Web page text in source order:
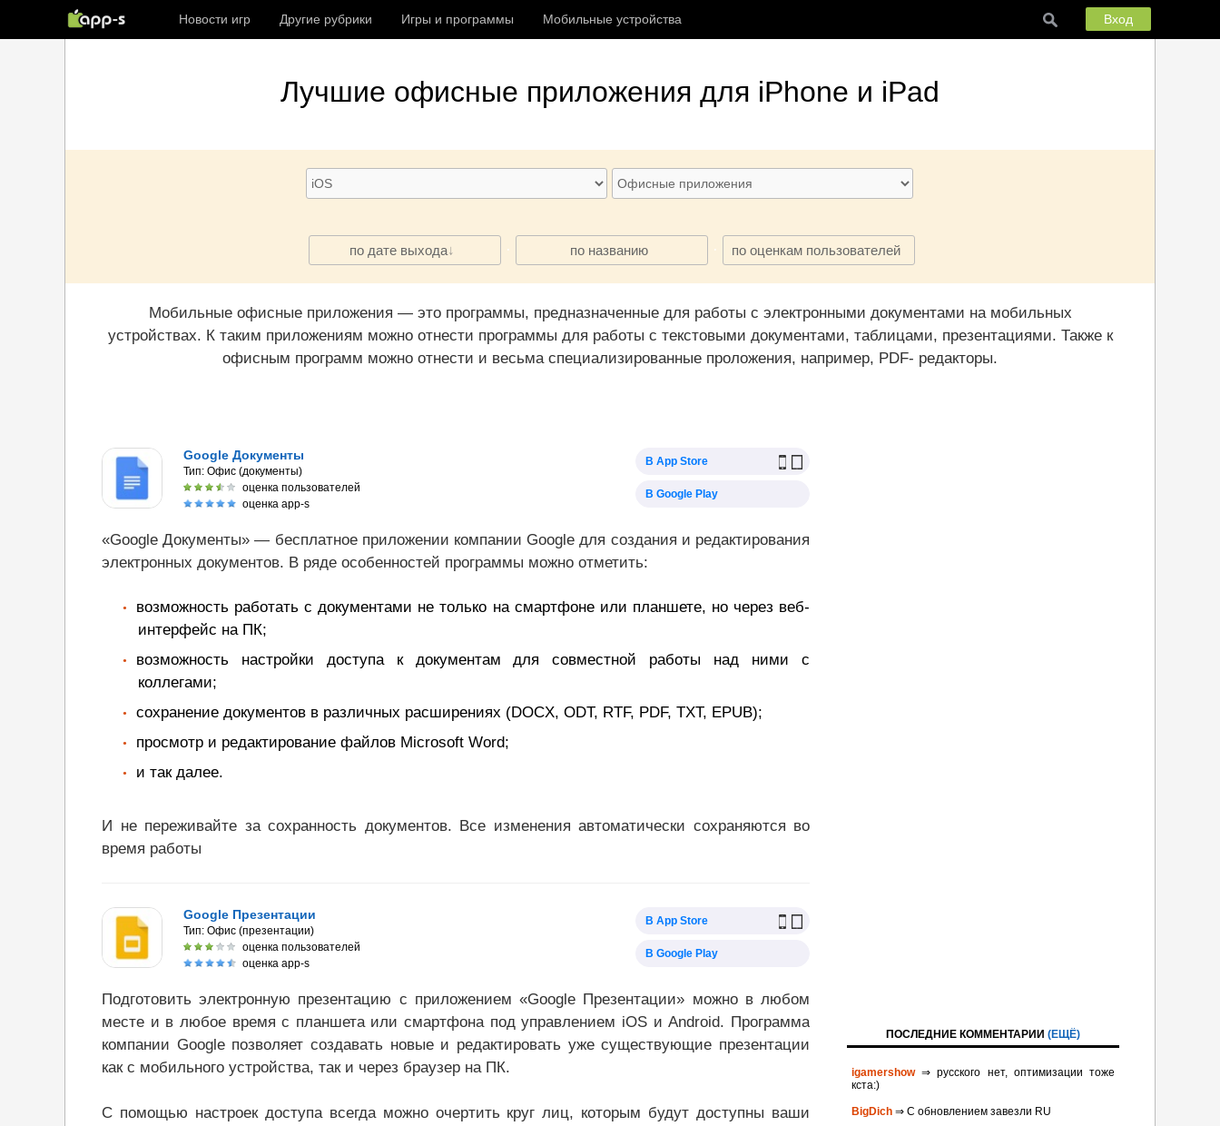
Новости игр Другие рубрики Игры и программы Мобильные устройства Вход
Лучшие офисные приложения для iPhone и iPad
по дате выхода · по названию · по оценкам пользователей
Мобильные офисные приложения — это программы, предназначенные для работы с электронными документами на мобильных
устройствах. К таким приложениям можно отнести программы для работы с текстовыми документами, таблицами, презентациями. Также к
офисным программ можно отнести и весьма специализированные проложения, например, PDF- редакторы.
Google Документы
Тип: Офис (документы)
оценка пользователей
оценка app-s
В App Store
В Google Play
«Google Документы» — бесплатное приложении компании Google для создания и редактирования
электронных документов. В ряде особенностей программы можно отметить:
возможность работать с документами не только на смартфоне или планшете, но через веб-
интерфейс на ПК;
возможность настройки доступа к документам для совместной работы над ними с
коллегами;
сохранение документов в различных расширениях (DOCX, ODT, RTF, PDF, TXT, EPUB);
просмотр и редактирование файлов Microsoft Word;
и так далее.
И не переживайте за сохранность документов. Все изменения автоматически сохраняются во
время работы
Google Презентации
Тип: Офис (презентации)
оценка пользователей
оценка app-s
В App Store
В Google Play
Подготовить электронную презентацию с приложением «Google Презентации» можно в любом
месте и в любое время с планшета или смартфона под управлением iOS и Android. Программа
компании Google позволяет создавать новые и редактировать уже существующие презентации
как с мобильного устройства, так и через браузер на ПК.
С помощью настроек доступа всегда можно очертить круг лиц, которым будут доступны ваши
ПОСЛЕДНИЕ КОММЕНТАРИИ (ЕЩЁ)
igamershow⇒ русского нет, оптимизации тоже
кста:)
BigDich ⇒ С обновлением завезли RU